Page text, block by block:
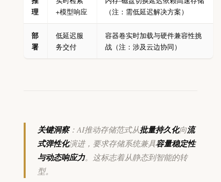
理
+模型响应
（注：需低延迟解决方案）
部
署
低延迟服
务交付
容器卷实时加载与硬件兼容性挑
战（注：涉及云边协同）
关键洞察：AI推动存储范式从批量持久化向流
式弹性化演进，要求存储系统兼具容量稳定性
与动态响应力。这标志着从静态到智能的转
型。